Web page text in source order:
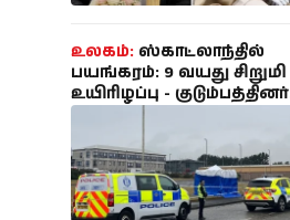
உலகம்: ஸ்காட்லாந்தில்
பயங்கரம்: 9 வயது சிறுமி
உயிரிழப்பு - குடும்பத்தினர்
அனுமதி; 35 வயது
இளைஞர் கைது!